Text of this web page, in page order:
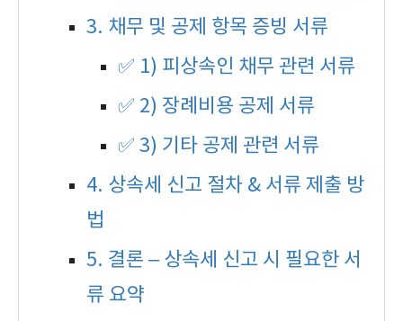
3. 채무 및 공제 항목 증빙 서류
✅ 1) 피상속인 채무 관련 서류
✅ 2) 장례비용 공제 서류
✅ 3) 기타 공제 관련 서류
4. 상속세 신고 절차 & 서류 제출 방
법
5. 결론 – 상속세 신고 시 필요한 서
류 요약